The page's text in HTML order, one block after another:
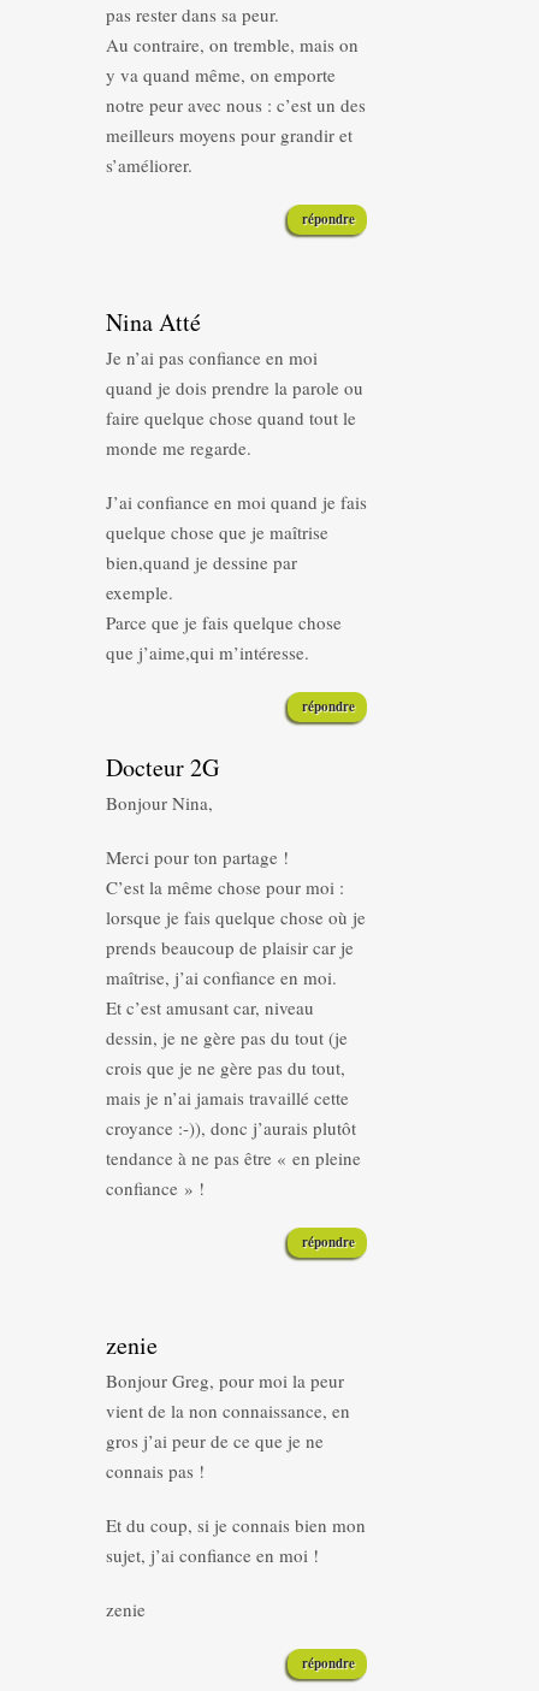
pas rester dans sa peur.
Au contraire, on tremble, mais on
y va quand même, on emporte
notre peur avec nous : c’est un des
meilleurs moyens pour grandir et
s’améliorer.
répondre
Nina Atté
Je n’ai pas confiance en moi
quand je dois prendre la parole ou
faire quelque chose quand tout le
monde me regarde.
J’ai confiance en moi quand je fais
quelque chose que je maîtrise
bien,quand je dessine par
exemple.
Parce que je fais quelque chose
que j’aime,qui m’intéresse.
répondre
Docteur 2G
Bonjour Nina,
Merci pour ton partage !
C’est la même chose pour moi :
lorsque je fais quelque chose où je
prends beaucoup de plaisir car je
maîtrise, j’ai confiance en moi.
Et c’est amusant car, niveau
dessin, je ne gère pas du tout (je
crois que je ne gère pas du tout,
mais je n’ai jamais travaillé cette
croyance :-)), donc j’aurais plutôt
tendance à ne pas être « en pleine
confiance » !
répondre
zenie
Bonjour Greg, pour moi la peur
vient de la non connaissance, en
gros j’ai peur de ce que je ne
connais pas !
Et du coup, si je connais bien mon
sujet, j’ai confiance en moi !
zenie
répondre